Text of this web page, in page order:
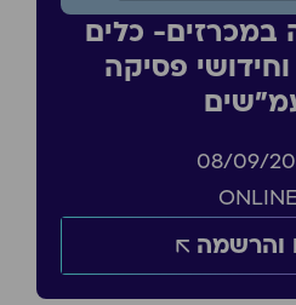
במכרזים- כלים
פסיקה
08/09/
ONLINE
והרשמה